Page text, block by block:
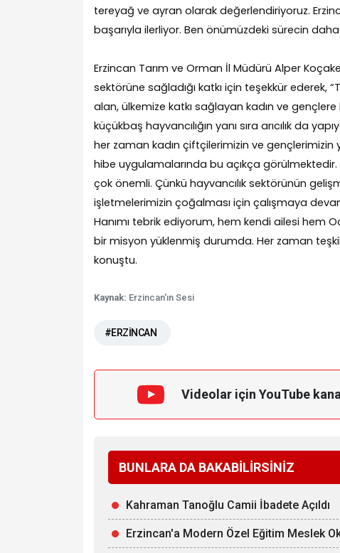
tereyağ ve ayran olarak değerlendiriyoruz.
başarıyla ilerliyor. Ben önümüzdeki sürecin
Erzincan Tarım ve Orman İl Müdürü Alper
sektörüne sağladığı katkı için teşekkür ederek,
alan, ülkemize katkı sağlayan kadın ve
küçükbaş hayvancılığın yanı sıra arıcılık da
her zaman kadın çiftçilerimizin ve gençlerimizin
hibe uygulamalarında bu açıkça
çok önemli. Çünkü hayvancılık sektörünün
işletmelerimizin çoğalması için çalışmaya
Hanımı tebrik ediyorum, hem kendi ailesi hem
bir misyon yüklenmiş durumda. Her zaman
konuştu.
Kaynak: Erzincan'ın Sesi
#ERZİNCAN
Videolar için YouTube
BUNLARA DA BAKABİLİRSİNİZ
Kahraman Tanoğlu Camii İbadete Açıldı
Erzincan'a Modern Özel Eğitim Meslek